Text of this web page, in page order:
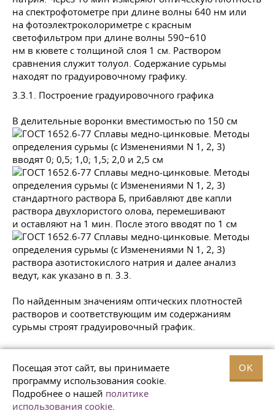
Посещая этот сайт, вы принимаете
программу использования cookie.
Подробнее о нашей политике
использования cookie.
OK
на спектрофотометре при длине волны 640 нм или
на фотоэлектроколориметре с красным
светофильтром при длине волны 590−610
нм в кювете с толщиной слоя 1 см. Раствором
сравнения служит толуол. Содержание сурьмы
находят по градуировочному графику.
3.3.1. Построение градуировочного графика
В делительные воронки вместимостью по 150 см
вводят 0; 0,5; 1,0; 1,5; 2,0 и 2,5 см
стандартного раствора Б, прибавляют две капли
раствора двухлористого олова, перемешивают
и оставляют на 1 мин. После этого вводят по 1 см
раствора азотистокислого натрия и далее анализ
ведут, как указано в п. 3.3.
По найденным значениям оптических плотностей
растворов и соответствующим им содержаниям
сурьмы строят градуировочный график.
4. ОБРАБОТКА РЕЗУЛЬТАТОВ
4.1. Массовую долю сурьмы (